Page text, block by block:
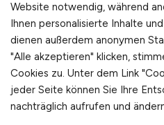
Website notwendig, während
Ihnen personalisierte Inhalte
dienen außerdem anonymen
"Alle akzeptieren" klicken,
Cookies zu. Unter dem Link
jeder Seite können Sie Ihre
nachträglich aufrufen und